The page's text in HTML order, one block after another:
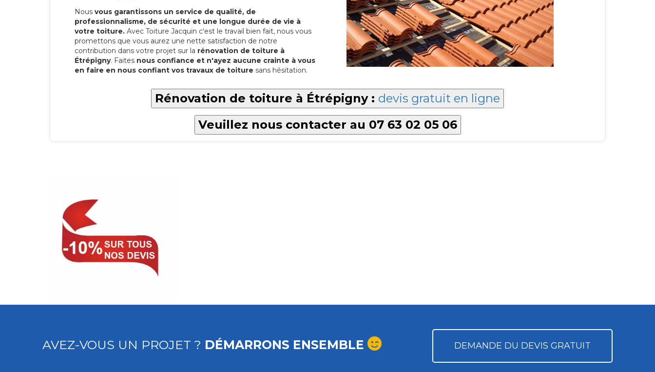
Nous vous garantissons un service de qualité, de
professionnalisme, de sécurité et une longue durée de vie à
votre toiture. Avec Toiture Jacquin c'est le travail bien fait, nous vous
promettons que vous aurez une nette satisfaction de notre
contribution dans votre projet sur la rénovation de toiture à
Étrépigny. Faites nous confiance et n'ayez aucune crainte à vous
en faire en nous confiant vos travaux de toiture sans hésitation.
Rénovation de toiture à Étrépigny : devis gratuit en ligne
Veuillez nous contacter au 07 63 02 05 06
AVEZ-VOUS UN PROJET ? DÉMARRONS ENSEMBLE DEMANDE DU DEVIS GRATUIT